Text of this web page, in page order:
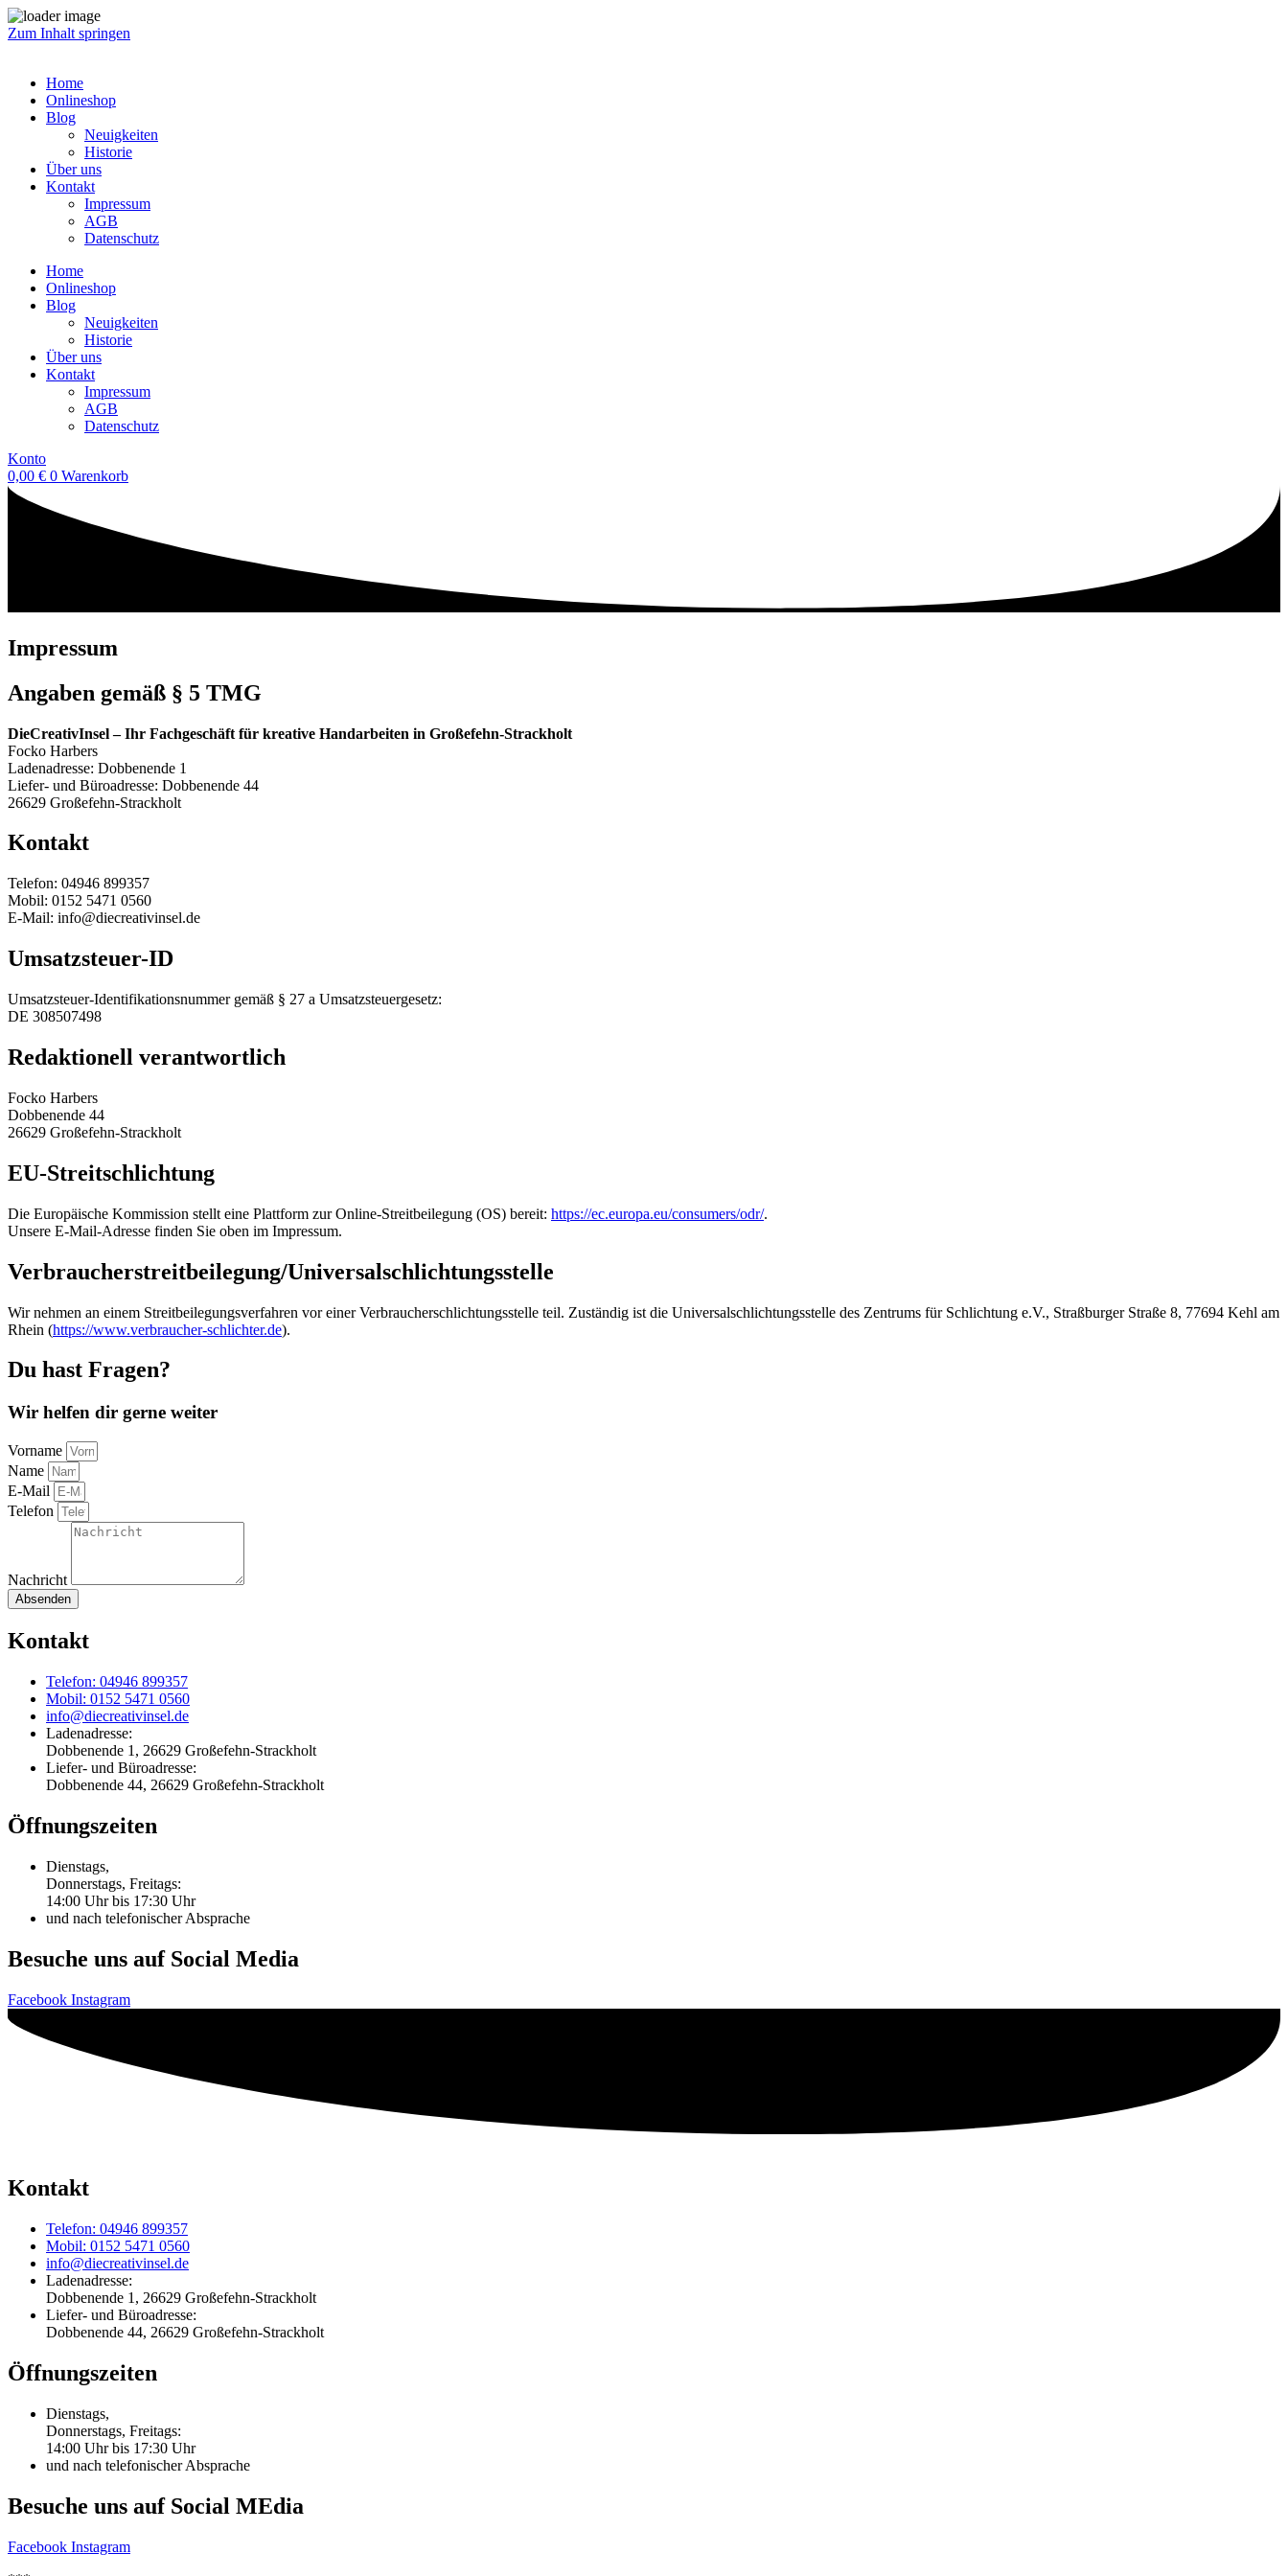
Zum Inhalt springen
Home
Onlineshop
Blog
Neuigkeiten
Historie
Über uns
Kontakt
Impressum
AGB
Datenschutz
Home
Onlineshop
Blog
Neuigkeiten
Historie
Über uns
Kontakt
Impressum
AGB
Datenschutz
Konto
0,00 € 0 Warenkorb
Impressum
Angaben gemäß § 5 TMG
DieCreativInsel – Ihr Fachgeschäft für kreative Handarbeiten in Großefehn-Strackholt
Focko Harbers
Ladenadresse: Dobbenende 1
Liefer- und Büroadresse: Dobbenende 44
26629 Großefehn-Strackholt
Kontakt
Telefon: 04946 899357
Mobil: 0152 5471 0560
E-Mail: info@diecreativinsel.de
Umsatzsteuer-ID
Umsatzsteuer-Identifikationsnummer gemäß § 27 a Umsatzsteuergesetz:
DE 308507498
Redaktionell verantwortlich
Focko Harbers
Dobbenende 44
26629 Großefehn-Strackholt
EU-Streitschlichtung
Die Europäische Kommission stellt eine Plattform zur Online-Streitbeilegung (OS) bereit: https://ec.europa.eu/consumers/odr/.
Unsere E-Mail-Adresse finden Sie oben im Impressum.
Verbraucher­streit­beilegung/Universal­schlichtungs­stelle
Wir nehmen an einem Streitbeilegungsverfahren vor einer Verbraucherschlichtungsstelle teil. Zuständig ist die Universalschlichtungsstelle des Zentrums für Schlichtung e.V., Straßburger Straße 8, 77694 Kehl am
Rhein (https://www.verbraucher-schlichter.de).
Du hast Fragen?
Wir helfen dir gerne weiter
Vorname
Name
E-Mail
Telefon
Nachricht
Absenden
Kontakt
Telefon: 04946 899357
Mobil: 0152 5471 0560
info@diecreativinsel.de
Ladenadresse:
Dobbenende 1, 26629 Großefehn-Strackholt
Liefer- und Büroadresse:
Dobbenende 44, 26629 Großefehn-Strackholt
Öffnungszeiten
Dienstags,
Donnerstags, Freitags:
14:00 Uhr bis 17:30 Uhr
und nach telefonischer Absprache
Besuche uns auf Social Media
Facebook Instagram
Kontakt
Telefon: 04946 899357
Mobil: 0152 5471 0560
info@diecreativinsel.de
Ladenadresse:
Dobbenende 1, 26629 Großefehn-Strackholt
Liefer- und Büroadresse:
Dobbenende 44, 26629 Großefehn-Strackholt
Öffnungszeiten
Dienstags,
Donnerstags, Freitags:
14:00 Uhr bis 17:30 Uhr
und nach telefonischer Absprache
Besuche uns auf Social MEdia
Facebook Instagram